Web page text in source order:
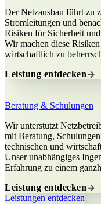
Der Netzausbau führt zu
Stromleitungen und
Risiken für Sicherheit
Wir machen diese
wirtschaftlich zu
Leistung entdecken
Beratung & Schulungen
Wir unterstützt
mit Beratung,
technischen und
Unser unabhängiges
Erfahrung zu einem
Leistung entdecken
Leistungen entdecken